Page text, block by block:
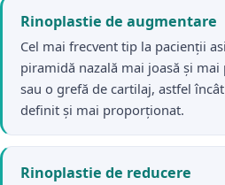
Rinoplastie de augmentare
Cel mai frecvent tip la pacienții
piramidă nazală mai joasă și
sau o grefă de cartilaj, astfel
definit și mai proporționat.
Rinoplastie de reducere